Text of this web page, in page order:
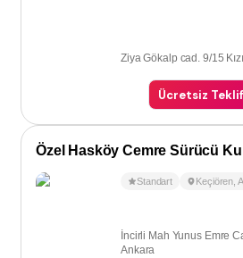
Ziya Gökalp cad. 9/15
Ücretsiz
Özel Hasköy Cemre Sürücü
Standart Keçiören ,
İncirli Mah Yunus Emre
Ankara